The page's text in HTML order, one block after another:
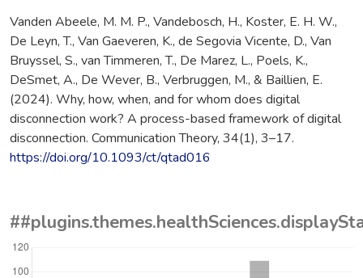
Vanden Abeele, M. M. P., Vandebosch, H., Koster, E. H. W.,
De Leyn, T., Van Gaeveren, K., de Segovia Vicente, D., Van
Bruyssel, S., van Timmeren, T., De Marez, L., Poels, K.,
DeSmet, A., De Wever, B., Verbruggen, M., & Baillien, E.
(2024). Why, how, when, and for whom does digital
disconnection work? A process-based framework of digital
disconnection. Communication Theory, 34(1), 3–17.
https://doi.org/10.1093/ct/qtad016